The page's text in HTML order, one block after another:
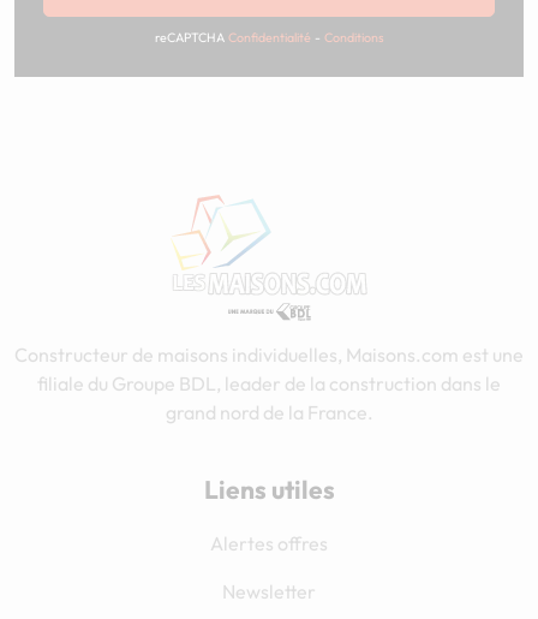
reCAPTCHA Confidentialité - Conditions
Constructeur de maisons individuelles, Maisons.com est une
filiale du Groupe BDL, leader de la construction dans le
grand nord de la France.
Liens utiles
Alertes offres
Newsletter